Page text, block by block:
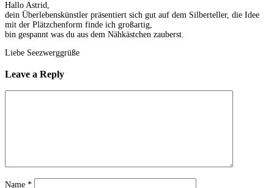
Hallo Astrid,
dein Überlebenskünstler präsentiert sich gut auf dem Silberteller, die Idee
mit der Plätzchenform finde ich großartig,
bin gespannt was du aus dem Nähkästchen zauberst.
Liebe Seezwerggrüße
Leave a Reply
Name *